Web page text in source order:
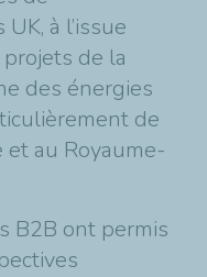
à l’issue
de la
des énergies
de
et au Royaume-
B2B ont permis